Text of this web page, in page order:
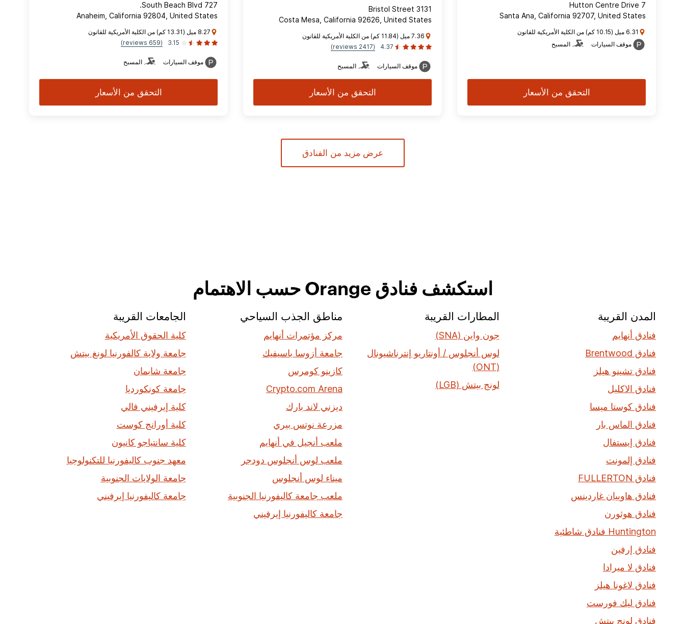
7 Hutton Centre Drive
Santa Ana, California 92707, United States
6.31 ميل (10.15 كم) من الكلية الأمريكية للقانون
موقف السيارات
المسبح
التحقق من الأسعار
3131 Bristol Street
Costa Mesa, California 92626, United States
7.36 ميل (11.84 كم) من الكلية الأمريكية للقانون
4.37
(2417 reviews)
موقف السيارات المسبح
التحقق من الأسعار
727 South Beach Blvd.
Anaheim, California 92804, United States
8.27 ميل (13.31 كم) من الكلية الأمريكية للقانون
3.15
(659 reviews)
موقف السيارات المسبح
التحقق من الأسعار
عرض مزيد من الفنادق
استكشف فنادق Orange حسب الاهتمام
المدن القريبة
فنادق أنهايم
فنادق Brentwood
فنادق تشينو هيلز
فنادق الاكليل
فنادق كوستا ميسا
فنادق الماس بار
فنادق إيستفال
فنادق إلمونت
فنادق FULLERTON
فنادق هاوييان غاردينس
فنادق هوثورن
Huntington فنادق شاطئية
فنادق إرفين
فنادق لا ميرادا
فنادق لاغونا هيلز
فنادق ليك فورست
فنادق لونج بيتش
المطارات القريبة
جون واين (SNA)
لوس أنجلوس / أونتاريو إنترناشيونال
(ONT)
لونج بيتش (LGB)
مناطق الجذب السياحي
مركز مؤتمرات أنهايم
جامعة أزوسا باسيفيك
كازينو كومرس
Crypto.com Arena
ديزني لاند بارك
مزرعة نوتس بيري
ملعب أنجيل في أنهايم
ملعب لوس أنجلوس دودجر
ميناء لوس أنجلوس
ملعب جامعة كاليفورنيا الجنوبية
جامعة كاليفورنيا إيرفيني
الجامعات القريبة
كلية الحقوق الأمريكية
جامعة ولاية كالفورنيا لونغ بيتش
جامعة شابمان
جامعة كونكورديا
كلية إيرفيني فالي
كلية أورانج كوست
كلية سانتياجو كانيون
معهد جنوب كاليفورنيا للتكنولوجيا
جامعة الولايات الجنوبية
جامعة كاليفورنيا إيرفيني